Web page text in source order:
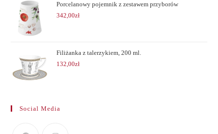
Porcelanowy pojemnik z zestawem przyborów
342,00zł
Filiżanka z talerzykiem, 200 ml.
132,00zł
Social Media